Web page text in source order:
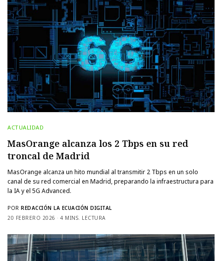
ACTUALIDAD
MasOrange alcanza los 2 Tbps en su red
troncal de Madrid
MasOrange alcanza un hito mundial al transmitir 2 Tbps en un solo
canal de su red comercial en Madrid, preparando la infraestructura para
la IA y el 5G Advanced.
POR REDACCIÓN LA ECUACIÓN DIGITAL
20 FEBRERO 2026
4 MINS. LECTURA